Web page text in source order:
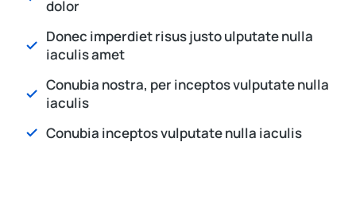
dolor
Donec imperdiet risus justo ulputate nulla
iaculis amet
Conubia nostra, per inceptos vulputate nulla
iaculis
Conubia inceptos vulputate nulla iaculis